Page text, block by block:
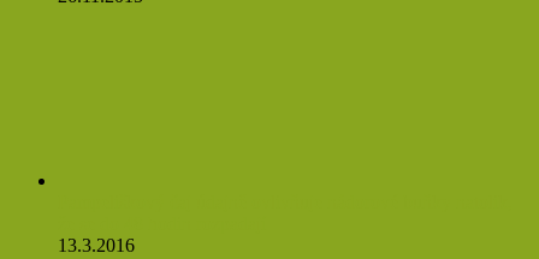
13.3.2016